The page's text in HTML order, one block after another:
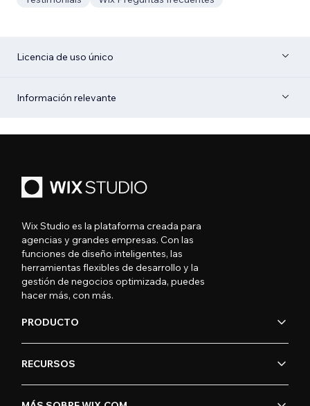
Licencia de uso único
Información relevante
Wix Studio es la plataforma creada para
agencias y grandes empresas. Con las
funciones de diseño inteligentes, las
herramientas flexibles de desarrollo y la
gestión de negocios optimizada, puedes
hacer más, con más.
PRODUCTO
RECURSOS